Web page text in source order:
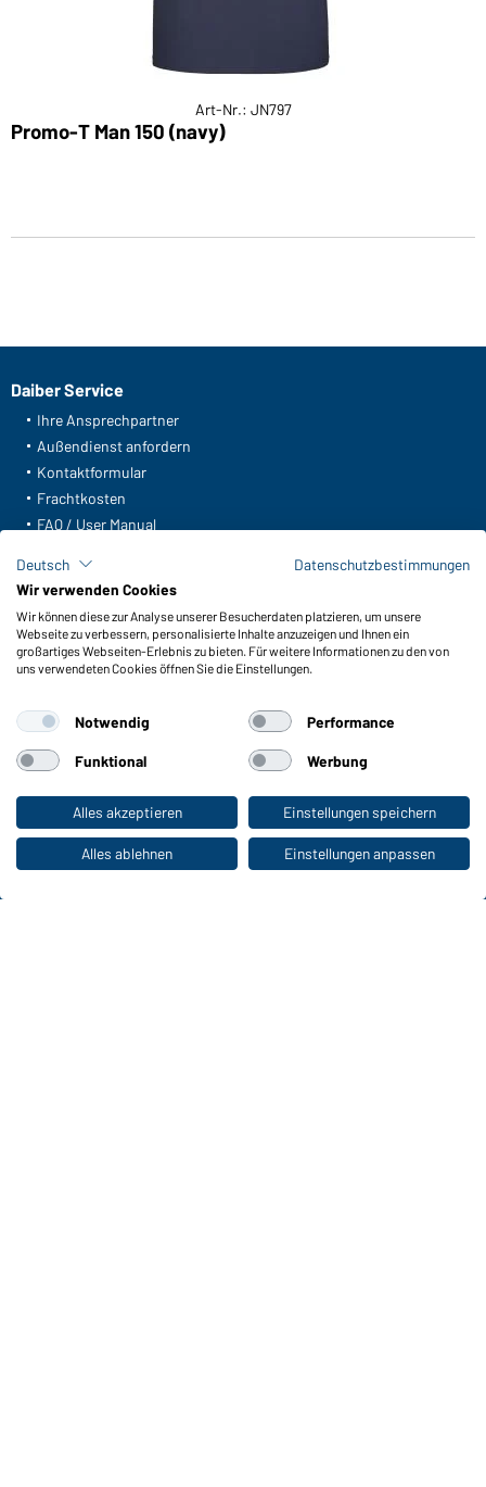
Zum Privatkunden-Shop
Art-Nr.: JN797
Promo-T Man 150 (navy)
Daiber Service
Ihre Ansprechpartner
Außendienst anfordern
Kontaktformular
Frachtkosten
FAQ / User Manual
Meldeportal nach Hinweisgeberschutz
Funktionen & Pflege
Produkteigenschaften
Pflegehinweise
Farben
WORKWEAR COLLECTION
Die ideale Wahl für Professionals: Kollektionen
entdecken!
Deutsch
Datenschutzbestimmungen
Wir verwenden Cookies
Wir können diese zur Analyse unserer Besucherdaten platzieren, um unsere
Webseite zu verbessern, personalisierte Inhalte anzuzeigen und Ihnen ein
großartiges Webseiten-Erlebnis zu bieten. Für weitere Informationen zu den von
uns verwendeten Cookies öffnen Sie die Einstellungen.
Notwendig Performance
Funktional Werbung
Alles akzeptieren Einstellungen speichern
Alles ablehnen Einstellungen anpassen